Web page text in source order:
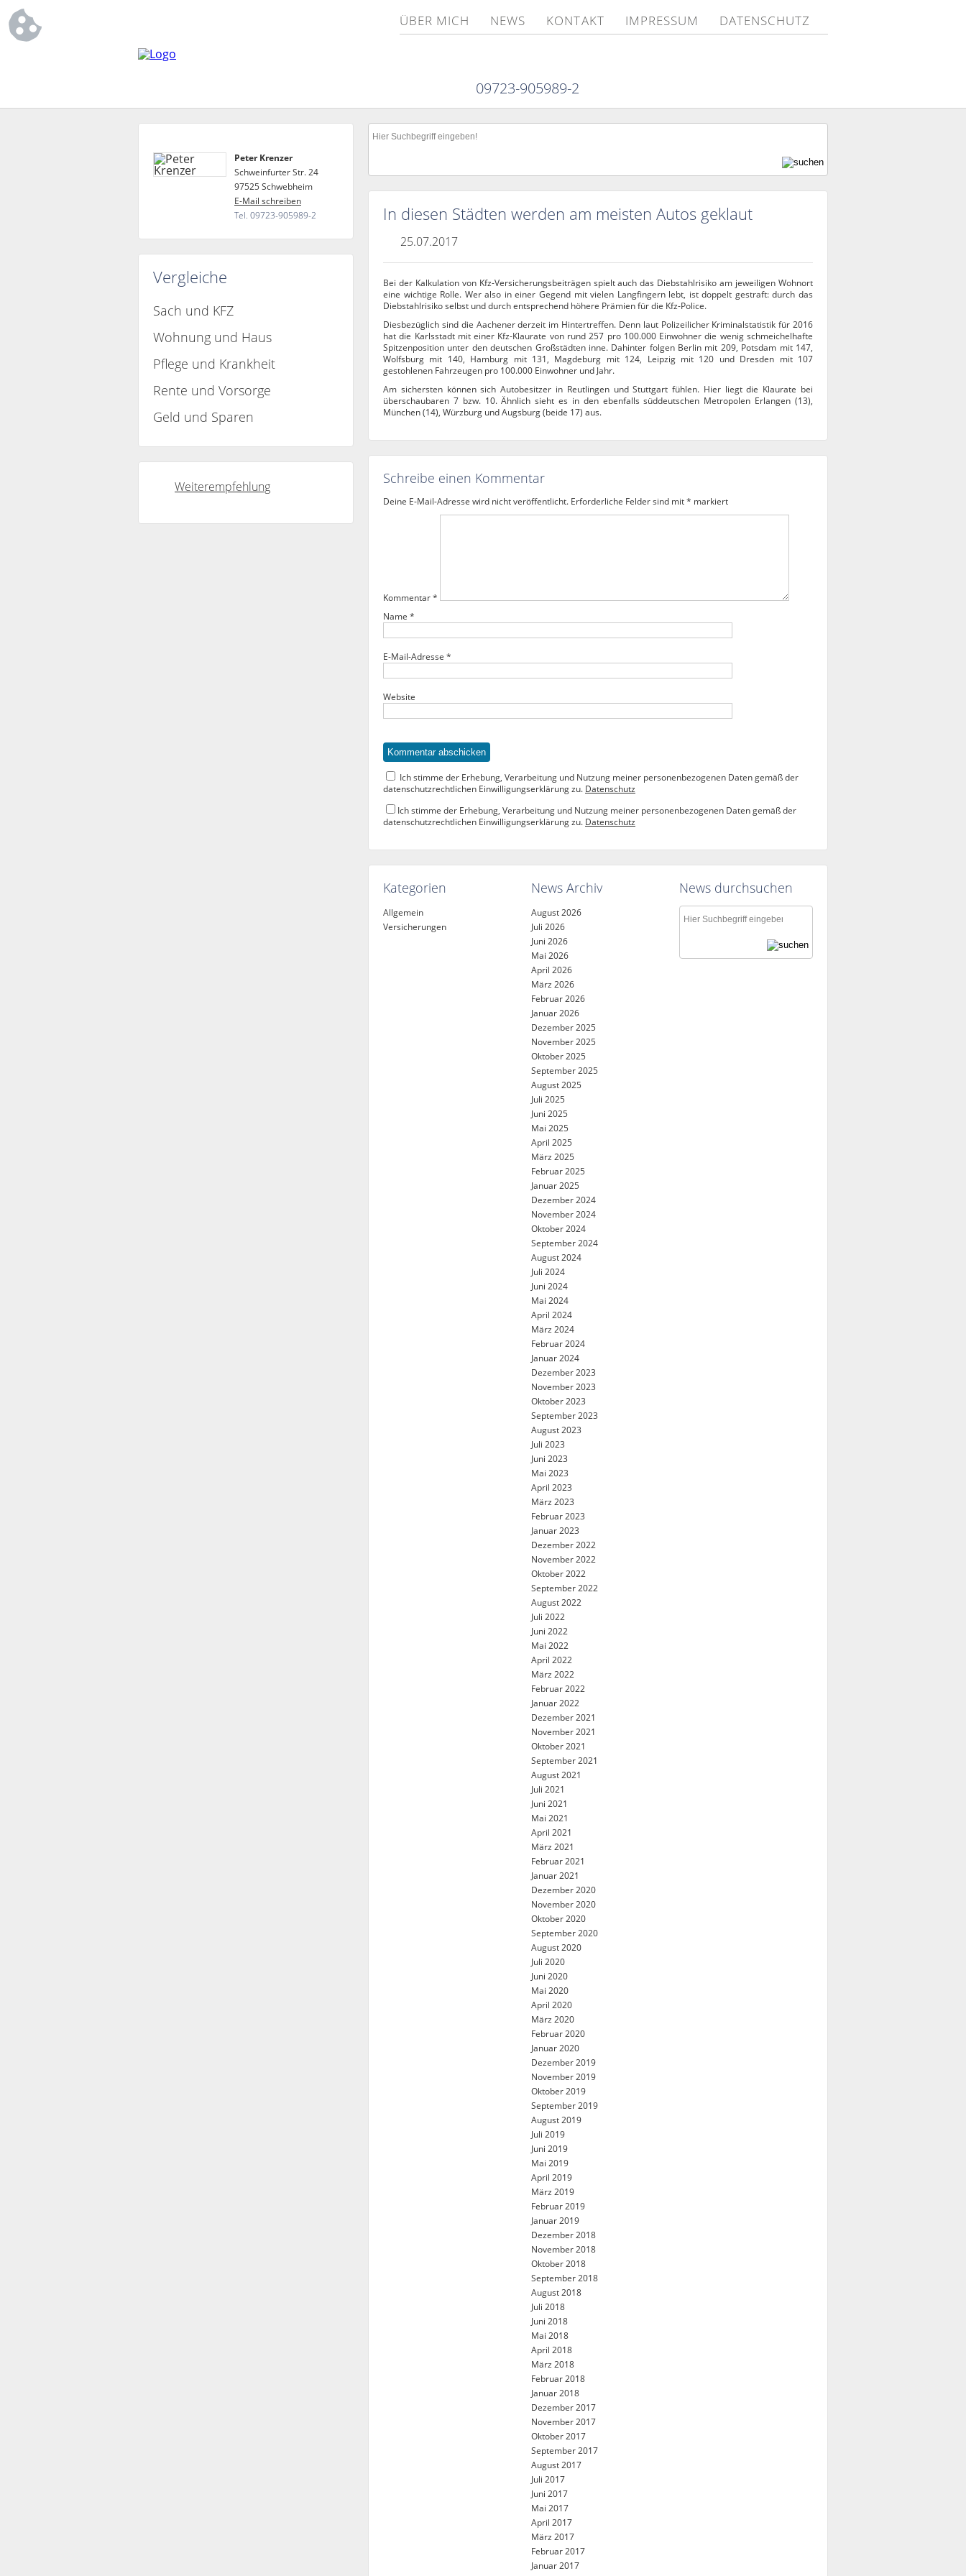
ÜBER MICH NEWS KONTAKT IMPRESSUM DATENSCHUTZ
09723-905989-2
Peter Krenzer
Schweinfurter Str. 24
97525 Schwebheim
E-Mail schreiben
Tel. 09723-905989-2
Vergleiche
Sach und KFZ
Wohnung und Haus
Pflege und Krankheit
Rente und Vorsorge
Geld und Sparen
Weiterempfehlung
In diesen Städten werden am meisten Autos geklaut
25.07.2017
Bei der Kalkulation von Kfz-Versicherungsbeiträgen spielt auch das Diebstahlrisiko am jeweiligen Wohnort
eine wichtige Rolle. Wer also in einer Gegend mit vielen Langfingern lebt, ist doppelt gestraft: durch das
Diebstahlrisiko selbst und durch entsprechend höhere Prämien für die Kfz-Police.
Diesbezüglich sind die Aachener derzeit im Hintertreffen. Denn laut Polizeilicher Kriminalstatistik für 2016
hat die Karlsstadt mit einer Kfz-Klaurate von rund 257 pro 100.000 Einwohner die wenig schmeichelhafte
Spitzenposition unter den deutschen Großstädten inne. Dahinter folgen Berlin mit 209, Potsdam mit 147,
Wolfsburg mit 140, Hamburg mit 131, Magdeburg mit 124, Leipzig mit 120 und Dresden mit 107
gestohlenen Fahrzeugen pro 100.000 Einwohner und Jahr.
Am sichersten können sich Autobesitzer in Reutlingen und Stuttgart fühlen. Hier liegt die Klaurate bei
überschaubaren 7 bzw. 10. Ähnlich sieht es in den ebenfalls süddeutschen Metropolen Erlangen (13),
München (14), Würzburg und Augsburg (beide 17) aus.
Schreibe einen Kommentar
Deine E-Mail-Adresse wird nicht veröffentlicht. Erforderliche Felder sind mit* markiert
Kommentar*
Name *
E-Mail-Adresse *
Website
Ich stimme der Erhebung, Verarbeitung und Nutzung meiner personenbezogenen Daten gemäß der
datenschutzrechtlichen Einwilligungserklärung zu. Datenschutz
Ich stimme der Erhebung, Verarbeitung und Nutzung meiner personenbezogenen Daten gemäß der
datenschutzrechtlichen Einwilligungserklärung zu. Datenschutz
Kategorien
Allgemein
Versicherungen
News Archiv
August 2026
Juli 2026
Juni 2026
Mai 2026
April 2026
März 2026
Februar 2026
Januar 2026
Dezember 2025
November 2025
Oktober 2025
September 2025
August 2025
Juli 2025
Juni 2025
Mai 2025
April 2025
März 2025
Februar 2025
Januar 2025
Dezember 2024
November 2024
Oktober 2024
September 2024
August 2024
Juli 2024
Juni 2024
Mai 2024
April 2024
März 2024
Februar 2024
Januar 2024
Dezember 2023
November 2023
Oktober 2023
September 2023
August 2023
Juli 2023
Juni 2023
Mai 2023
April 2023
März 2023
Februar 2023
Januar 2023
Dezember 2022
November 2022
Oktober 2022
September 2022
August 2022
Juli 2022
Juni 2022
Mai 2022
April 2022
März 2022
Februar 2022
Januar 2022
Dezember 2021
November 2021
Oktober 2021
September 2021
August 2021
Juli 2021
Juni 2021
Mai 2021
April 2021
März 2021
Februar 2021
Januar 2021
Dezember 2020
November 2020
Oktober 2020
September 2020
August 2020
Juli 2020
Juni 2020
Mai 2020
April 2020
März 2020
Februar 2020
Januar 2020
Dezember 2019
November 2019
Oktober 2019
September 2019
August 2019
Juli 2019
Juni 2019
Mai 2019
April 2019
März 2019
Februar 2019
Januar 2019
Dezember 2018
November 2018
Oktober 2018
September 2018
August 2018
Juli 2018
Juni 2018
Mai 2018
April 2018
März 2018
Februar 2018
Januar 2018
Dezember 2017
November 2017
Oktober 2017
September 2017
August 2017
Juli 2017
Juni 2017
Mai 2017
April 2017
März 2017
Februar 2017
Januar 2017
News durchsuchen